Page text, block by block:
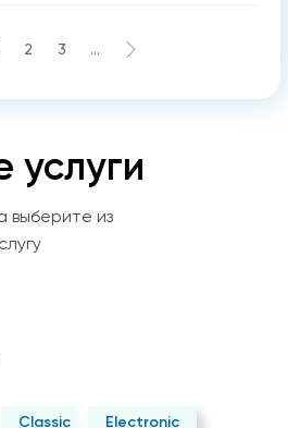
услуги
выберите из
Classic Electronic
2 3 ...